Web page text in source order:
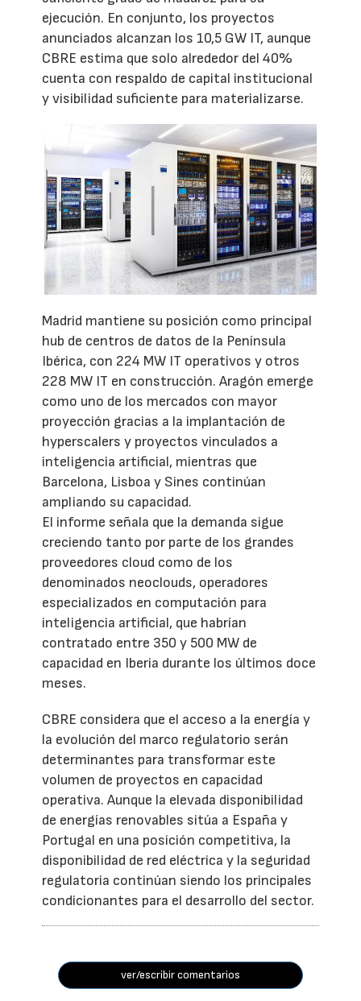
ejecución. En conjunto, los proyectos
anunciados alcanzan los 10,5 GW IT, aunque
CBRE estima que solo alrededor del 40%
cuenta con respaldo de capital institucional
y visibilidad suficiente para materializarse.
Madrid mantiene su posición como principal
hub de centros de datos de la Península
Ibérica, con 224 MW IT operativos y otros
228 MW IT en construcción. Aragón emerge
como uno de los mercados con mayor
proyección gracias a la implantación de
hyperscalers y proyectos vinculados a
inteligencia artificial, mientras que
Barcelona, Lisboa y Sines continúan
ampliando su capacidad.
El informe señala que la demanda sigue
creciendo tanto por parte de los grandes
proveedores cloud como de los
denominados neoclouds, operadores
especializados en computación para
inteligencia artificial, que habrían
contratado entre 350 y 500 MW de
capacidad en Iberia durante los últimos doce
meses.
CBRE considera que el acceso a la energía y
la evolución del marco regulatorio serán
determinantes para transformar este
volumen de proyectos en capacidad
operativa. Aunque la elevada disponibilidad
de energías renovables sitúa a España y
Portugal en una posición competitiva, la
disponibilidad de red eléctrica y la seguridad
regulatoria continúan siendo los principales
condicionantes para el desarrollo del sector.
ver/escribir comentarios